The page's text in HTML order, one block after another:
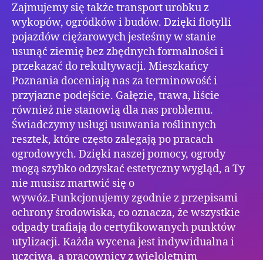
Zajmujemy się także transport urobku z
wykopów, ogródków i budów. Dzięki flotylli
pojazdów ciężarowych jesteśmy w stanie
usunąć ziemię bez zbędnych formalności i
przekazać do rekultywacji. Mieszkańcy
Poznania doceniają nas za terminowość i
przyjazne podejście. Gałęzie, trawa, liście
również nie stanowią dla nas problemu.
Świadczymy usługi usuwania roślinnych
resztek, które często zalegają po pracach
ogrodowych. Dzięki naszej pomocy, ogrody
mogą szybko odzyskać estetyczny wygląd, a Ty
nie musisz martwić się o
wywóz.Funkcjonujemy zgodnie z przepisami
ochrony środowiska, co oznacza, że wszystkie
odpady trafiają do certyfikowanych punktów
utylizacji. Każda wycena jest indywidualna i
uczciwa, a pracownicy z wieloletnim